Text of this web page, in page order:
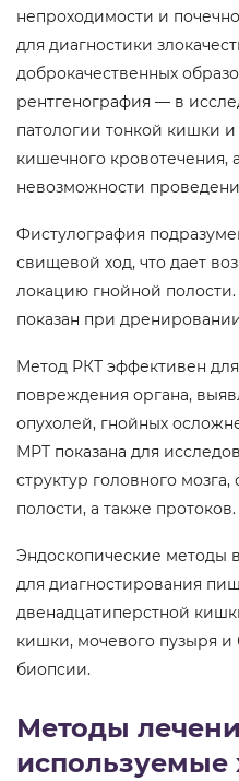
непроходимости и
для диагностики
доброкачественных
рентгенография — в
патологии тонкой кишки
кишечного кровотечения,
невозможности
Фистулография
свищевой ход, что дает
локацию гнойной
показан при
Метод РКТ эффективен
повреждения органа,
опухолей, гнойных
МРТ показана для
структур головного
полости, а также протоков.
Эндоскопические методы
для диагностирования
двенадцатиперстной
кишки, мочевого пузыря и
биопсии.
Методы
используемые